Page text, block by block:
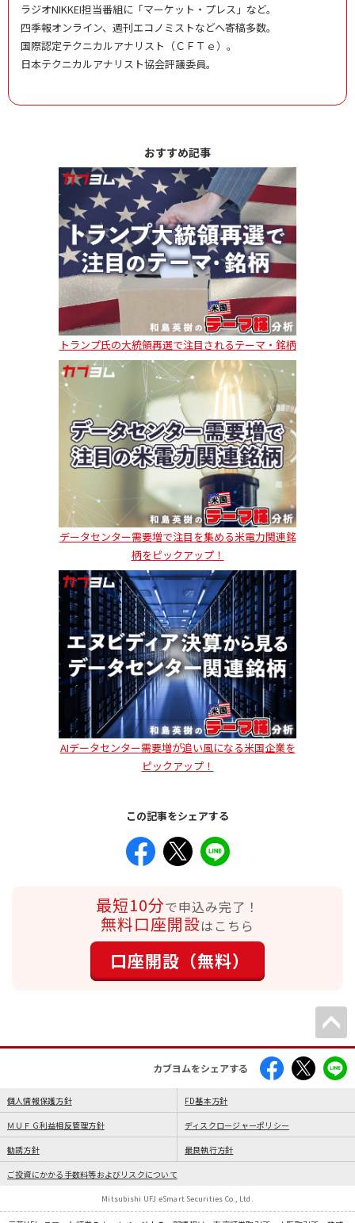
ラジオNIKKEI担当番組に「マーケット・プレス」など。
四季報オンライン、週刊エコノミストなどへ寄稿多数。
国際認定テクニカルアナリスト（ＣＦＴｅ）。
日本テクニカルアナリスト協会評議委員。
おすすめ記事
トランプ氏の大統領再選で注目されるテーマ・銘柄
データセンター需要増で注目を集める米電力関連銘
柄をピックアップ！
AIデータセンター需要増が追い風になる米国企業を
ピックアップ！
この記事をシェアする
最短10分で申込み完了！
無料口座開設はこちら
口座開設（無料）
カブヨムをシェアする
個人情報保護方針 FD基本方針
ＭＵＦＧ利益相反管理方針 ディスクロージャーポリシー
勧誘方針 最良執行方針
ご投資にかかる手数料等およびリスクについて
Mitsubishi UFJ eSmart Securities Co., Ltd.